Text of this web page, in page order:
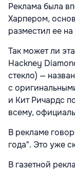
Реклама была
Харпером,
разместил ее
Так может ли
Hackney
стекло) —
с
и Кит Ричардс
всему,
В рекламе
года". Это уже
В газетной